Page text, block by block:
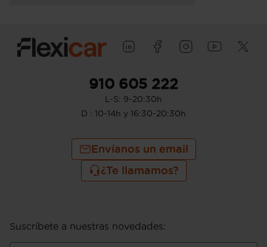
910 605 222
L-S: 9-20:30h
D : 10-14h y 16:30-20:30h
Envíanos un email
¿Te llamamos?
Suscríbete a nuestras novedades: